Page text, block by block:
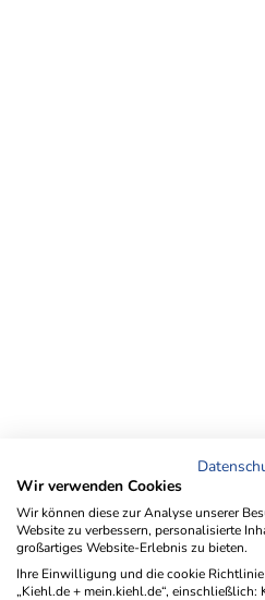
Wir verwenden Cookies
Wir können diese zur Analyse unserer
Website zu verbessern, personalisierte
großartiges Website-Erlebnis zu bieten.
Ihre Einwilligung und die cookie
„Kiehl.de + mein.kiehl.de“, einschließlich: